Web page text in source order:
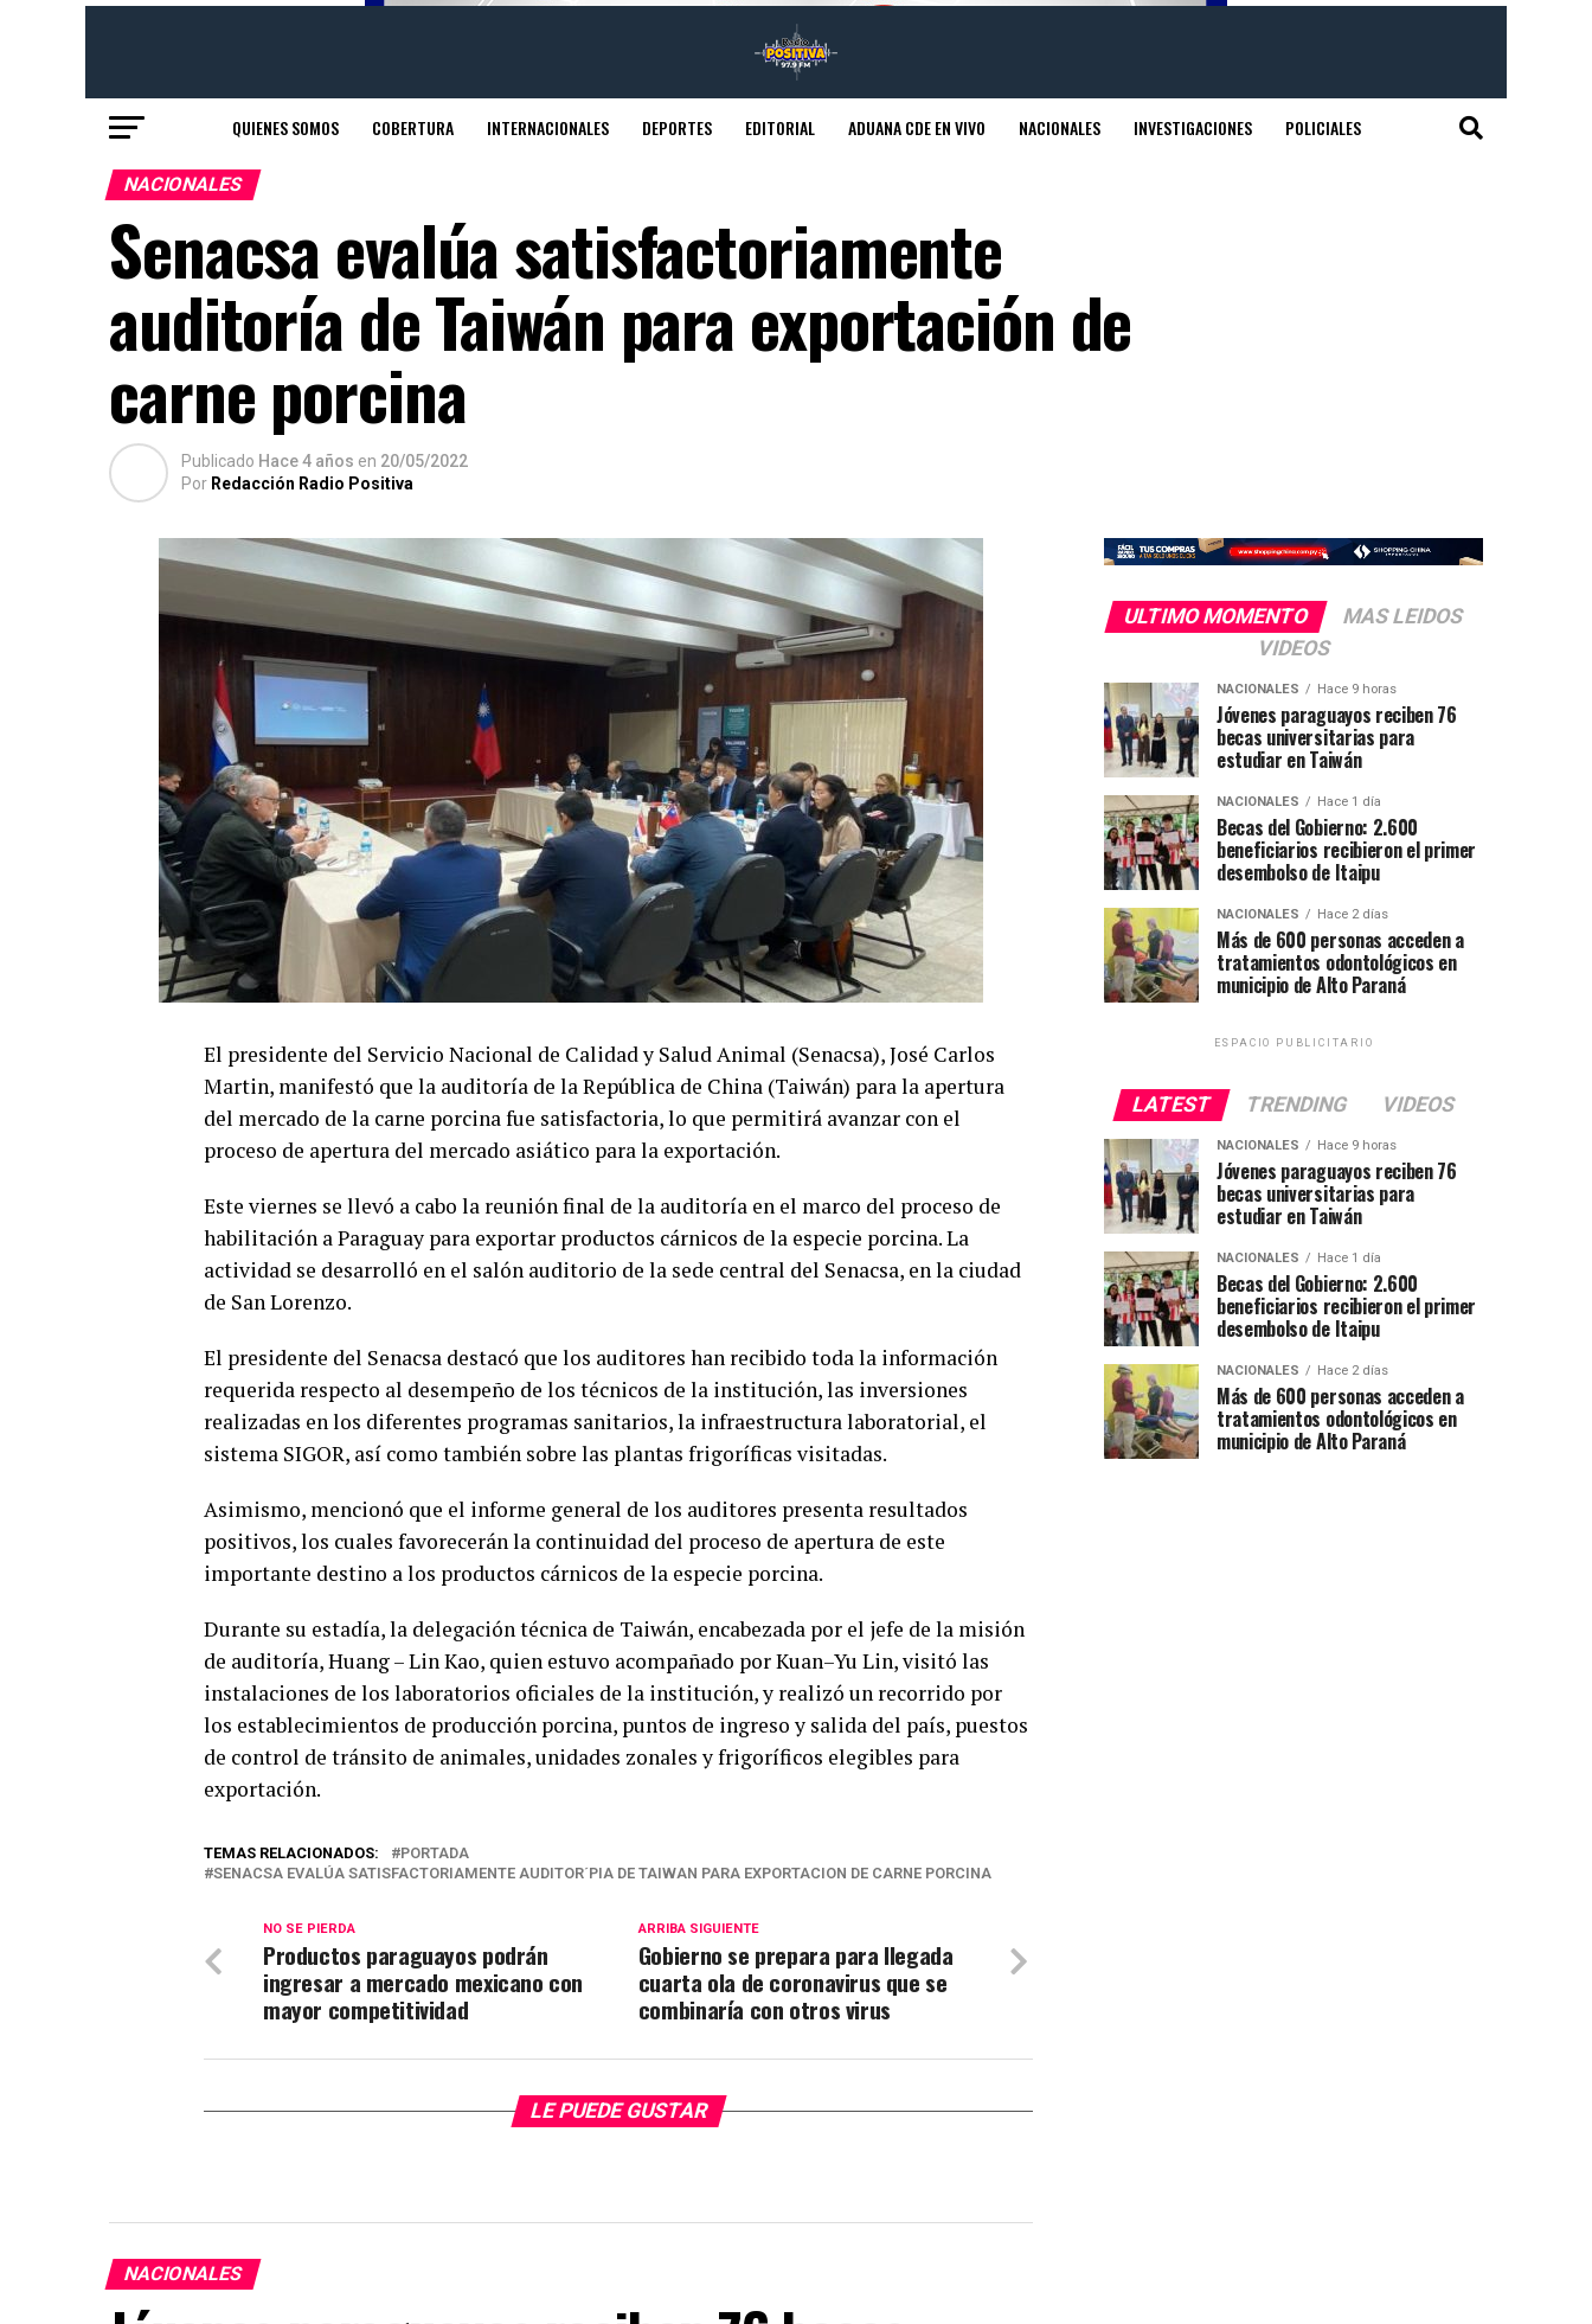
QUIENES SOMOS COBERTURA INTERNACIONALES DEPORTES EDITORIAL ADUANA CDE EN VIVO NACIONALES INVESTIGACIONES POLICIALES
NACIONALES
Senacsa evalúa satisfactoriamente
auditoría de Taiwán para exportación de
carne porcina
Publicado Hace 4 años en 20/05/2022
Por Redacción Radio Positiva
El presidente del Servicio Nacional de Calidad y Salud Animal (Senacsa), José Carlos
Martin, manifestó que la auditoría de la República de China (Taiwán) para la apertura
del mercado de la carne porcina fue satisfactoria, lo que permitirá avanzar con el
proceso de apertura del mercado asiático para la exportación.
Este viernes se llevó a cabo la reunión final de la auditoría en el marco del proceso de
habilitación a Paraguay para exportar productos cárnicos de la especie porcina. La
actividad se desarrolló en el salón auditorio de la sede central del Senacsa, en la ciudad
de San Lorenzo.
El presidente del Senacsa destacó que los auditores han recibido toda la información
requerida respecto al desempeño de los técnicos de la institución, las inversiones
realizadas en los diferentes programas sanitarios, la infraestructura laboratorial, el
sistema SIGOR, así como también sobre las plantas frigoríficas visitadas.
Asimismo, mencionó que el informe general de los auditores presenta resultados
positivos, los cuales favorecerán la continuidad del proceso de apertura de este
importante destino a los productos cárnicos de la especie porcina.
Durante su estadía, la delegación técnica de Taiwán, encabezada por el jefe de la misión
de auditoría, Huang – Lin Kao, quien estuvo acompañado por Kuan–Yu Lin, visitó las
instalaciones de los laboratorios oficiales de la institución, y realizó un recorrido por
los establecimientos de producción porcina, puntos de ingreso y salida del país, puestos
de control de tránsito de animales, unidades zonales y frigoríficos elegibles para
exportación.
TEMAS RELACIONADOS:
PORTADA
SENACSA EVALÚA SATISFACTORIAMENTE AUDITOR´PIA DE TAIWAN PARA EXPORTACION DE CARNE PORCINA
ARRIBA SIGUIENTE
Gobierno se prepara para llegada
cuarta ola de coronavirus que se
combinaría con otros virus
NO SE PIERDA
Productos paraguayos podrán
ingresar a mercado mexicano con
mayor competitividad
LE PUEDE GUSTAR
NACIONALES
ULTIMO MOMENTO
MAS LEIDOS
VIDEOS
NACIONALES Hace 9 horas
Jóvenes paraguayos reciben 76
becas universitarias para
estudiar en Taiwán
NACIONALES Hace 1 día
Becas del Gobierno: 2.600
beneficiarios recibieron el primer
desembolso de Itaipu
NACIONALES Hace 2 días
Más de 600 personas acceden a
tratamientos odontológicos en
municipio de Alto Paraná
ESPACIO PUBLICITARIO
LATEST TRENDING VIDEOS
NACIONALES Hace 9 horas
Jóvenes paraguayos reciben 76
becas universitarias para
estudiar en Taiwán
NACIONALES Hace 1 día
Becas del Gobierno: 2.600
beneficiarios recibieron el primer
desembolso de Itaipu
NACIONALES Hace 2 días
Más de 600 personas acceden a
tratamientos odontológicos en
municipio de Alto Paraná